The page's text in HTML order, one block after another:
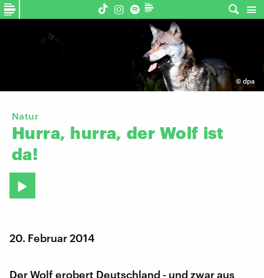
©dpa
Natur
Hurra, hurra, der Wolf ist
da!
20. Februar 2014
Der Wolf erobert Deutschland - und zwar aus